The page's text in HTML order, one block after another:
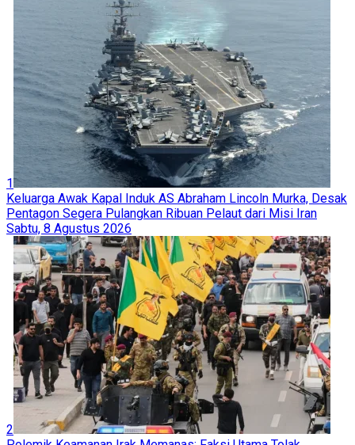
1
Keluarga Awak Kapal Induk AS Abraham Lincoln Murka, Desak
Pentagon Segera Pulangkan Ribuan Pelaut dari Misi Iran
Sabtu, 8 Agustus 2026
2